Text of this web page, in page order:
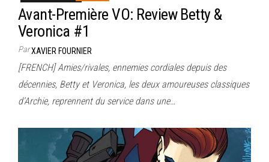
Avant-Première VO: Review Betty &
Veronica #1
ParXAVIER FOURNIER
[FRENCH] Amies/rivales, ennemies cordiales depuis des
décennies, Betty et Veronica, les deux amoureuses classiques
d’Archie, reprennent du service dans une…